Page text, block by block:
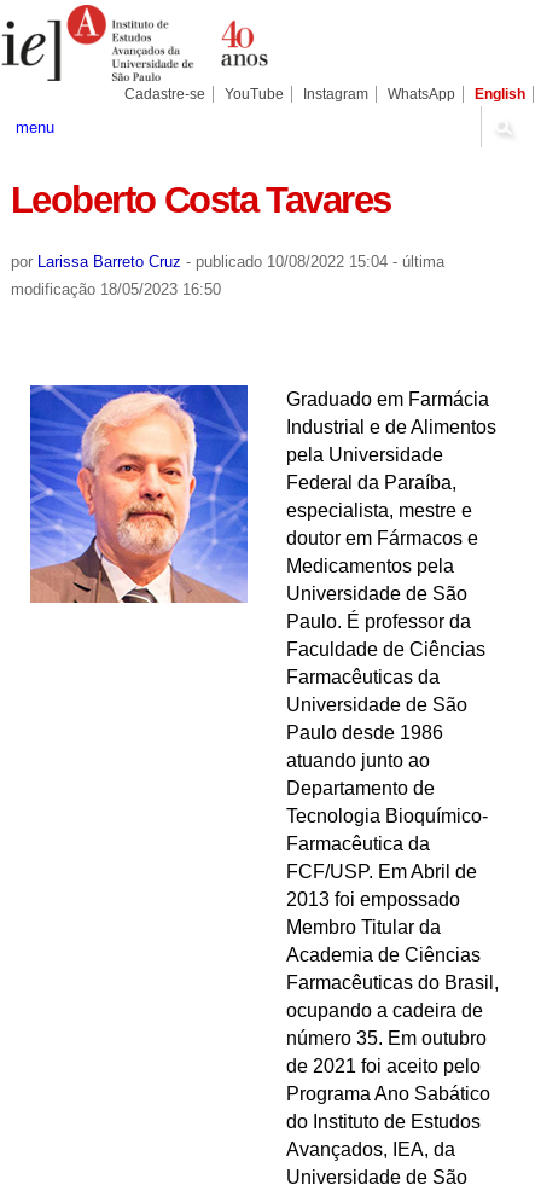
para
conteúdo.
Pessoais
Cadastre-se YouTube Instagram WhatsApp English
menu
Leoberto Costa Tavares
por Larissa Barreto Cruz - publicado10/08/2022 15:04 - última
modificação18/05/2023 16:50
Graduado em Farmácia
Industrial e de Alimentos
pela Universidade
Federal da Paraíba,
especialista, mestre e
doutor em Fármacos e
Medicamentos pela
Universidade de São
Paulo. É professor da
Faculdade de Ciências
Farmacêuticas da
Universidade de São
Paulo desde 1986
atuando junto ao
Departamento de
Tecnologia Bioquímico-
Farmacêutica da
FCF/USP. Em Abril de
2013 foi empossado
Membro Titular da
Academia de Ciências
Farmacêuticas do Brasil,
ocupando a cadeira de
número 35. Em outubro
de 2021 foi aceito pelo
Programa Ano Sabático
do Instituto de Estudos
Avançados, IEA, da
Universidade de São